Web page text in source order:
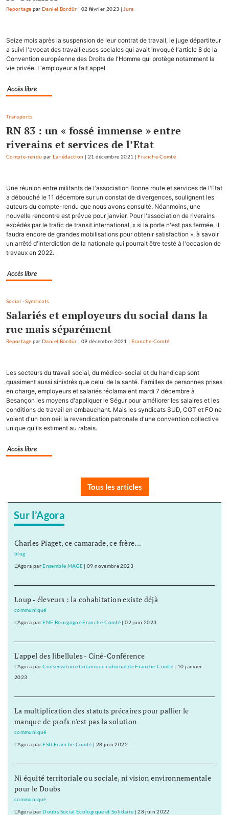
Reportage parDaniel Bordür | 02 février 2023 | Jura
Seize mois après la suspension de leur contrat de travail, le juge départiteur
a suivi l'avocat des travailleuses sociales qui avait invoqué l'article 8 de la
Convention européenne des Droits de l'Homme qui protège notamment la
vie privée. L'employeur a fait appel.
Accès libre
Transports
RN 83 : un « fossé immense » entre
riverains et services de l’Etat
Compte-rendu parLa rédaction | 21 décembre 2021 |Franche-Comté
Une réunion entre militants de l'association Bonne route et services de l'Etat
a débouché le 11 décembre sur un constat de divergences, soulignent les
auteurs du compte-rendu que nous avons consulté. Néanmoins, une
nouvelle rencontre est prévue pour janvier. Pour l'association de riverains
excédés par le trafic de transit international, « si la porte n'est pas fermée, il
faudra encore de grandes mobilisations pour obtenir satisfaction », à savoir
un arrêté d'interdiction de la nationale qui pourrait être testé à l'occasion de
travaux en 2022.
Accès libre
Social -Syndicats
Salariés et employeurs du social dans la
rue mais séparément
Reportage parDaniel Bordür | 09 décembre 2021 | Franche-Comté
Les secteurs du travail social, du médico-social et du handicap sont
quasiment aussi sinistrés que celui de la santé. Familles de personnes prises
en charge, employeurs et salariés réclamaient mardi 7 décembre à
Besançon les moyens d'appliquer le Ségur pour améliorer les salaires et les
conditions de travail en embauchant. Mais les syndicats SUD, CGT et FO ne
voient d'un bon oeil la revendication patronale d'une convention collective
unique qu'ils estiment au rabais.
Accès libre
Tous les articles
Sur l’Agora
Charles Piaget, ce camarade, ce frère...
blog
L'Agora parEnsemble MAGE |09 novembre 2023
Loup - éleveurs : la cohabitation existe déjà
communiqué
L'Agora parFNE Bourgogne Franche-Comté |02 juin 2023
L'appel des libellules - Ciné-Conférence
L'Agora parConservatoire botanique national de Franche-Comté| 10 janvier
2023
La multiplication des statuts précaires pour pallier le
manque de profs n'est pas la solution
communiqué
L'Agora parFSU Franche-Comté | 28 juin 2022
Ni équité territoriale ou sociale, ni vision environnementale
pour le Doubs
communiqué
L'Agora parDoubs Social Ecologique et Solidaire |28 juin 2022